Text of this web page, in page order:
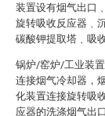
装置设有烟气出口
旋转吸收反应器﹑
碳酸钾提取塔﹑吸
锅炉/窑炉/工业装
连接烟气冷却器，
化装置连接旋转吸
应器的洗涤烟气出